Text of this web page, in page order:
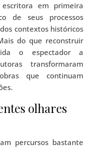
em primeira
de seus processos
contextos históricos
do que reconstruir
o espectador a
transformaram
que continuam
olhares
percursos bastante